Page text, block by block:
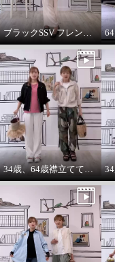
ブラックSSV フレンチシャツにブラックブルゾン so cool!
34歳、64歳襟立ててブルゾンを着る えっ？襟立てない？